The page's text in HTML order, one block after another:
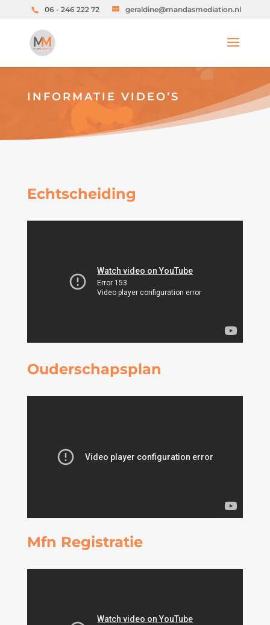
06 - 246 222 72 geraldine@mandasmediation.nl
INFORMATIE VIDEO’S
Echtscheiding
Ouderschapsplan
Mfn Registratie